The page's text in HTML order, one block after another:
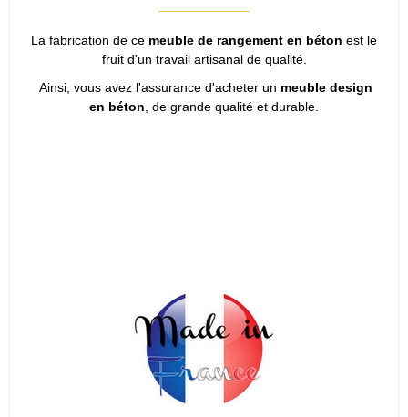
La fabrication de ce meuble de rangement en béton est le
fruit d'un travail artisanal de qualité.
Ainsi, vous avez l'assurance d'acheter un meuble design
en béton , de grande qualité et durable.